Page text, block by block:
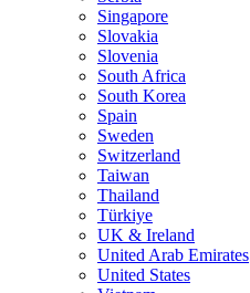
Singapore
Slovakia
Slovenia
South Africa
South Korea
Spain
Sweden
Switzerland
Taiwan
Thailand
Türkiye
UK & Ireland
United Arab Emirates
United States